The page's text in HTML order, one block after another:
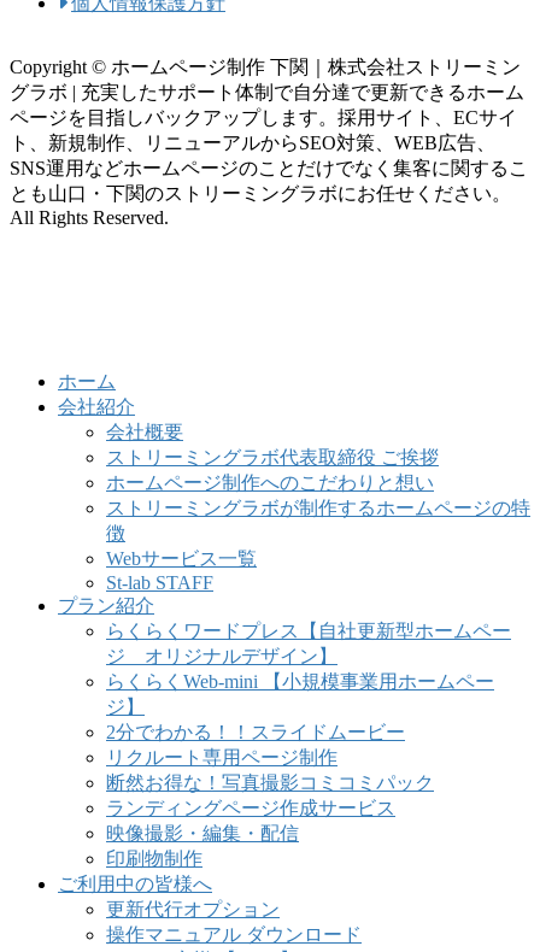
Copyright © ホームページ制作 下関｜株式会社ストリーミン
グラボ | 充実したサポート体制で自分達で更新できるホーム
ページを目指しバックアップします。採用サイト、ECサイ
ト、新規制作、リニューアルからSEO対策、WEB広告、
SNS運用などホームページのことだけでなく集客に関するこ
とも山口・下関のストリーミングラボにお任せください。
All Rights Reserved.
ホーム
会社紹介
会社概要
ストリーミングラボ代表取締役 ご挨拶
ホームページ制作へのこだわりと想い
ストリーミングラボが制作するホームページの特
徴
Webサービス一覧
St-lab STAFF
プラン紹介
らくらくワードプレス【自社更新型ホームペー
ジ オリジナルデザイン】
らくらくWeb-mini 【小規模事業用ホームペー
ジ】
2分でわかる！！スライドムービー
リクルート専用ページ制作
断然お得な！写真撮影コミコミパック
ランディングページ作成サービス
映像撮影・編集・配信
印刷物制作
ご利用中の皆様へ
更新代行オプション
操作マニュアル ダウンロード